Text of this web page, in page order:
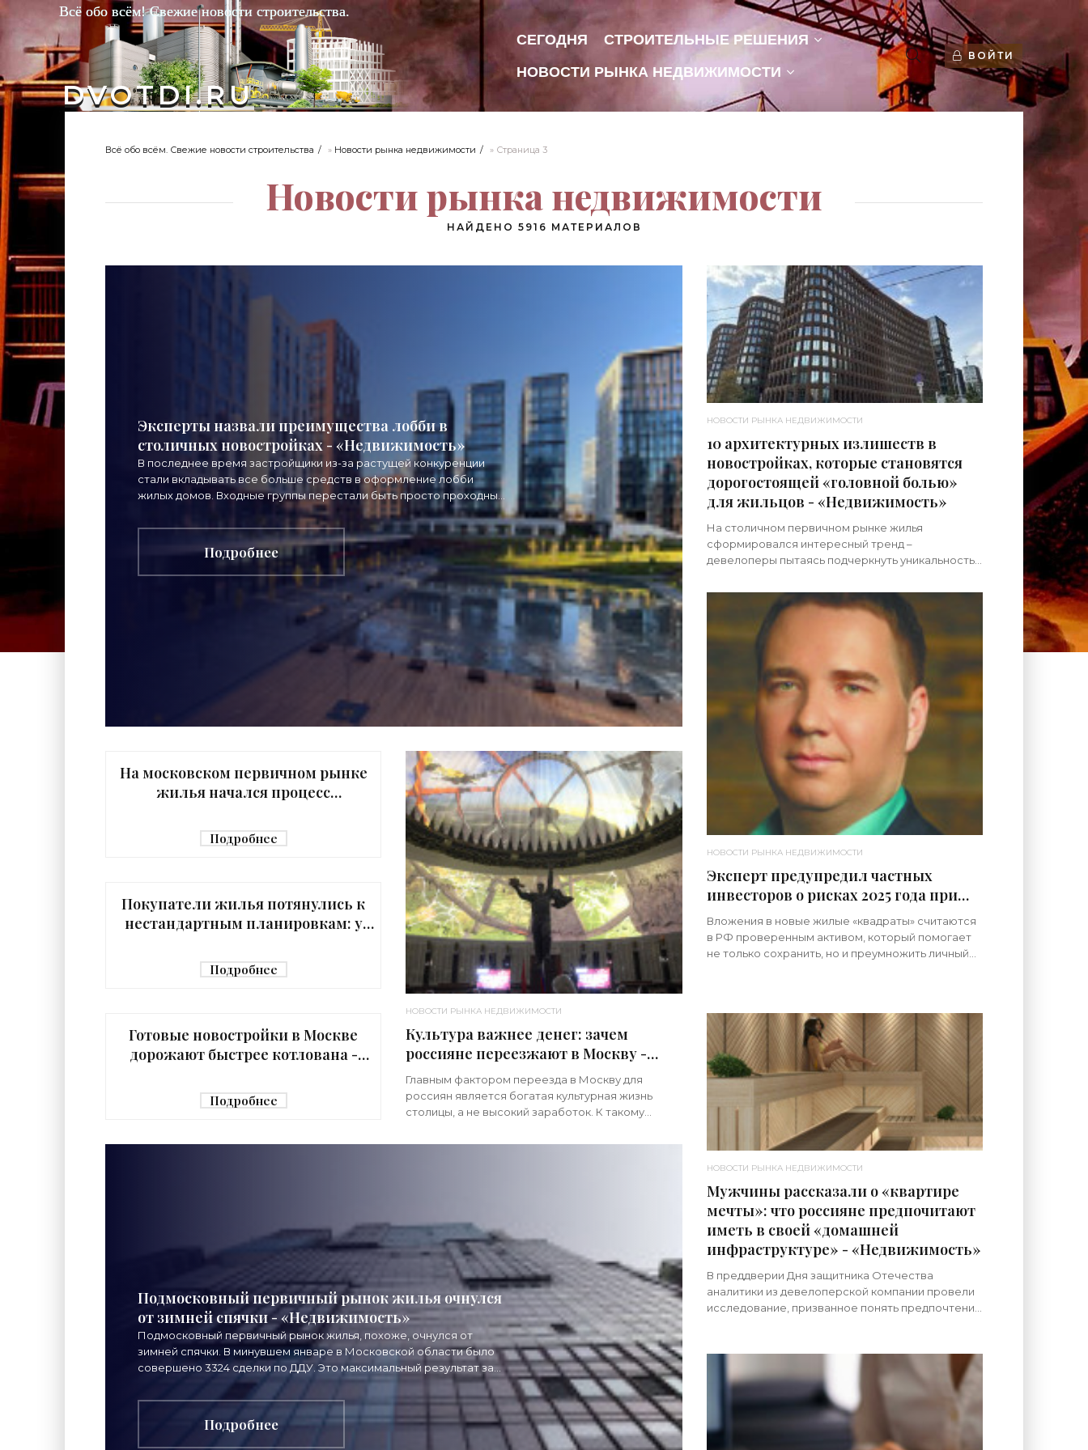
DVOTDI.RU
Всё обо всём! Свежие новости строительства.
СЕГОДНЯ
СТРОИТЕЛЬНЫЕ РЕШЕНИЯ
НОВОСТИ РЫНКА НЕДВИЖИМОСТИ
ВОЙТИ
Всё обо всём. Свежие новости строительства » Новости рынка недвижимости » Страница 3
Новости рынка недвижимости
НАЙДЕНО 5916 МАТЕРИАЛОВ
Эксперты назвали преимущества лобби в
столичных новостройках - «Недвижимость»
В последнее время застройщики из-за растущей конкуренции
стали вкладывать все больше средств в оформление лобби
жилых домов. Входные группы перестали быть просто проходным
Подробнее
НОВОСТИ РЫНКА НЕДВИЖИМОСТИ
10 архитектурных излишеств в
новостройках, которые становятся
дорогостоящей «головной болью»
для жильцов - «Недвижимость»
На столичном первичном рынке жилья
сформировался интересный тренд –
девелоперы пытаясь подчеркнуть уникальность
эксклюзивные фасады, природные камни в
НОВОСТИ РЫНКА НЕДВИЖИМОСТИ
Эксперт предупредил частных
инвесторов о рисках 2025 года при
покупке недвижимости -
«Недвижимость»
Вложения в новые жилые «квадраты» считаются
в РФ проверенным активом, который помогает
не только сохранить, но и преумножить личный
На московском первичном рынке
жилья начался процесс
Подробнее
НОВОСТИ РЫНКА НЕДВИЖИМОСТИ
Культура важнее денег: зачем
россияне переезжают в Москву -
«Недвижимость»
Главным фактором переезда в Москву для
россиян является богатая культурная жизнь
столицы, а не высокий заработок. К такому
опросившие с помощью
Покупатели жилья потянулись к
нестандартным планировкам: у
«Недвижимость»
Подробнее
Подмосковный первичный рынок жилья очнулся
от зимней спячки - «Недвижимость»
Подмосковный первичный рынок жилья, похоже, очнулся от
зимней спячки. В минувшем январе в Московской области было
совершено 3324 сделки по ДДУ. Это максимальный результат за
Подробнее
НОВОСТИ РЫНКА НЕДВИЖИМОСТИ
Мужчины рассказали о «квартире
мечты»: что россияне предпочитают
иметь в своей «домашней
инфраструктуре» - «Недвижимость»
В преддверии Дня защитника Отечества
аналитики из девелоперской компании провели
исследование, призванное понять предпочтения
Готовые новостройки в Москве
дорожают быстрее котлована -
Подробнее